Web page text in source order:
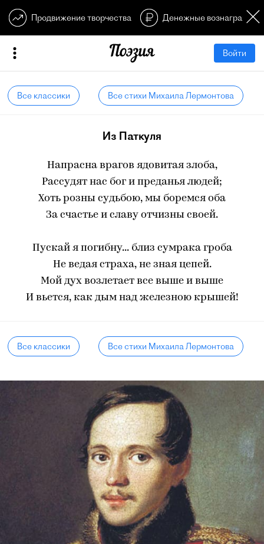
Продвижение творчества Денежные
Войти
Все классики Все стихи Михаила Лермонтова
Из Паткуля
Напрасна врагов ядовитая злоба,
Рассудят нас бог и преданья людей;
Хоть розны судьбою, мы боремся оба
За счастье и славу отчизны своей.
Пускай я погибну... близ сумрака гроба
Не ведая страха, не зная цепей.
Мой дух возлетает все выше и выше
И вьется, как дым над железною крышей!
Все классики Все стихи Михаила Лермонтова